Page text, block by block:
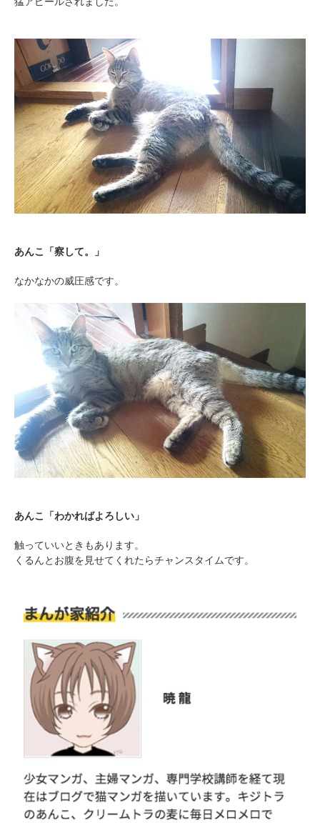
あんこ「察して。」
なかなかの威圧感です。
あんこ「わかればよろしい」
触っていいときもあります。
くるんとお腹を見せてくれたらチャンスタイムです。
pecodogs
PECOアプリをダウンロード済みの方
アプリで開く
アプリをダウンロードする